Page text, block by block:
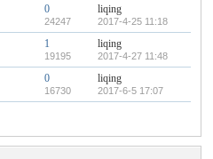
0
24247
liqing
2017-4-25 11:18
1
19195
liqing
2017-4-27 11:48
0
16730
liqing
2017-6-5 17:07